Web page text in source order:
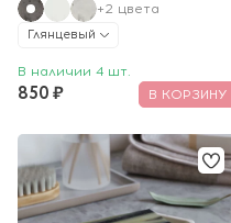
+2 цвета
Глянцевый
В наличии 4 шт.
850 ₽ В КОРЗИНУ